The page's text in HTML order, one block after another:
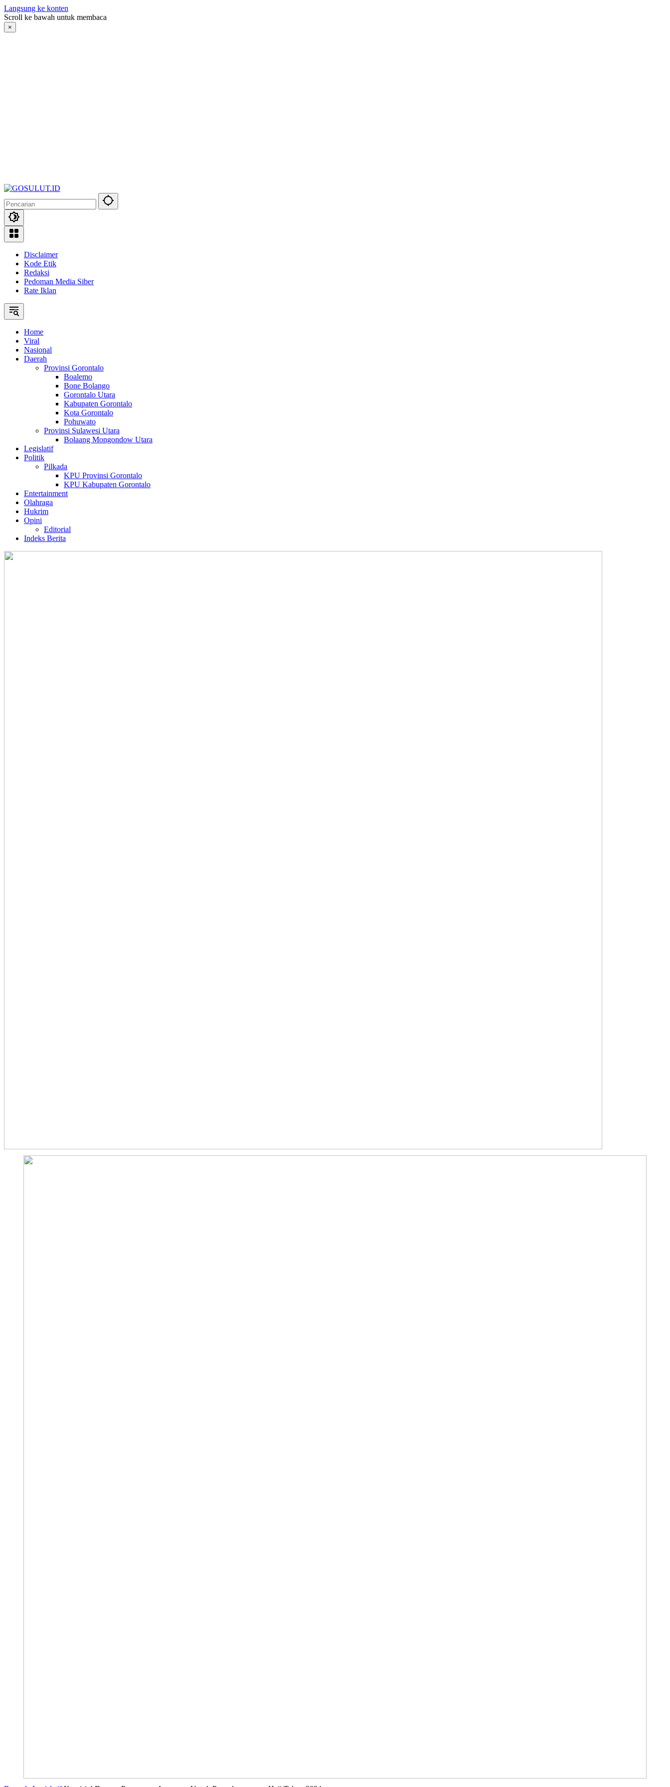
Langsung ke konten
Scroll ke bawah untuk membaca
×
Disclaimer
Kode Etik
Redaksi
Pedoman Media Siber
Rate Iklan
Home
Viral
Nasional
Daerah
Provinsi Gorontalo
Boalemo
Bone Bolango
Gorontalo Utara
Kabupaten Gorontalo
Kota Gorontalo
Pohuwato
Provinsi Sulawesi Utara
Bolaang Mongondow Utara
Legislatif
Politik
Pilkada
KPU Provinsi Gorontalo
KPU Kabupaten Gorontalo
Entertainment
Olahraga
Hukrim
Opini
Editorial
Indeks Berita